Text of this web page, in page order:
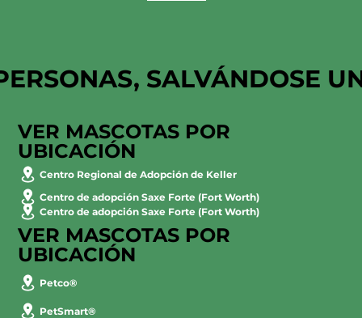
SALVÁNDOSE
VER MASCOTAS POR
UBICACIÓN
Centro Regional de Adopción de Keller
Centro de adopción Saxe Forte (Fort Worth)
Centro de adopción Saxe Forte (Fort Worth)
VER MASCOTAS POR
UBICACIÓN
Petco®
PetSmart®